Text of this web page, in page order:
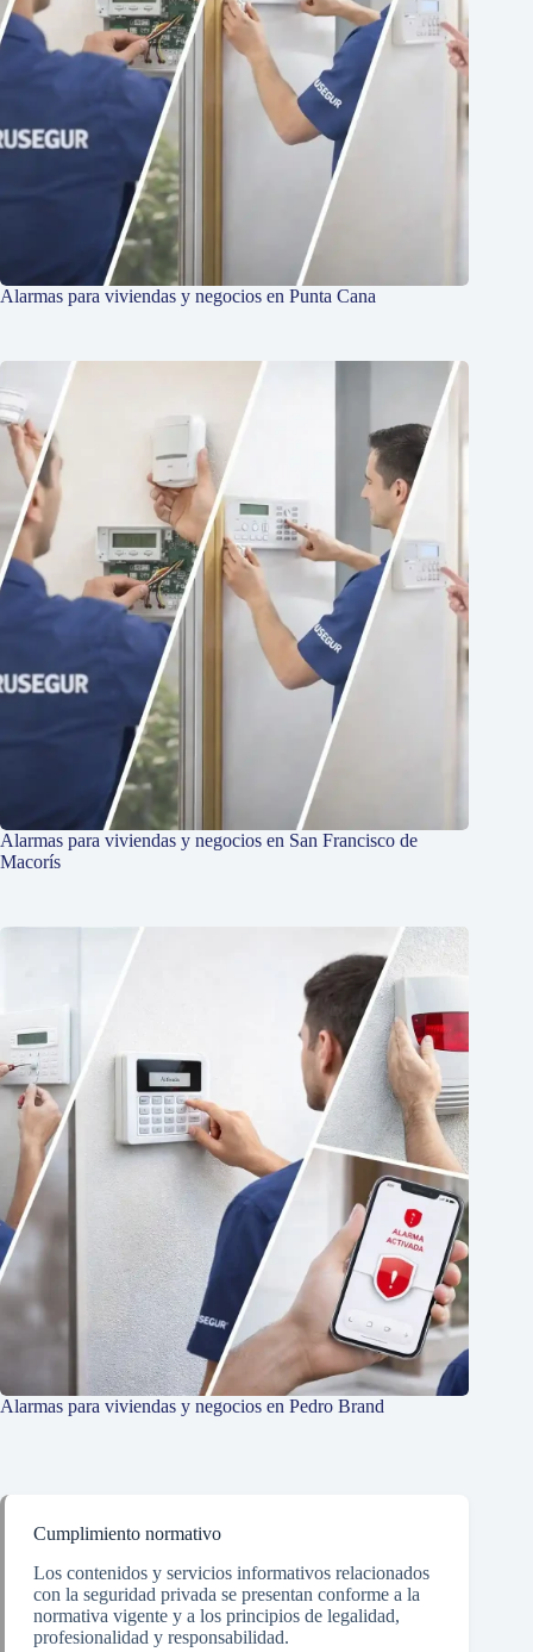
Alarmas para viviendas y negocios en Punta Cana
Alarmas para viviendas y negocios en San Francisco de
Macorís
Alarmas para viviendas y negocios en Pedro Brand
Cumplimiento normativo
Los contenidos y servicios informativos relacionados
con la seguridad privada se presentan conforme a la
normativa vigente y a los principios de legalidad,
profesionalidad y responsabilidad.